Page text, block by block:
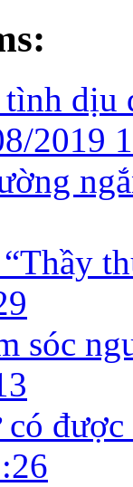
dịu
2019
sóc